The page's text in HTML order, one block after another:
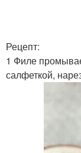
Рецепт:
1 Филе
салфеткой,